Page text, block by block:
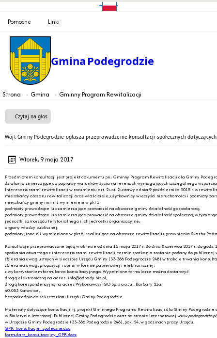
Pomocne Linki
Gmina Podegrodzie
Strona Gmina Gminny Program Rewitalizacji
Czytaj na głos
Wójt Gminy Podegrodzie ogłasza przeprowadzenie konsultacji społecznych
Wtorek, 9 maja 2017
Przedmiotem konsultacji jest projekt dokumentu pn.: Gminny Program Rewitalizacji dla Gminy
działania zmierzające do poprawy warunków życia na terenach wymagających szczególnego
Interesariuszami rewitalizacji w rozumieniu art. 2 ust. 2 ustawy z dnia 9 października 2015 r. o
mieszkańcy obszaru rewitalizacji oraz właściciele, użytkownicy wieczyści nieruchomości i podmioty
mieszkańcy gminy inni niż wymienieni w pkt 1;
podmioty prowadzące lub zamierzające prowadzić na obszarze gminy działalność gospodarczą;
podmioty prowadzące lub zamierzające prowadzić na obszarze gminy działalność społeczną, w tym
jednostki samorządu terytorialnego i ich jednostki organizacyjne;
organy władzy publicznej;
podmioty, inne niż wymienione w pkt 6, realizujące na obszarze rewitalizacji uprawnienia Skarbu
Konsultacje przeprowadzone będą w okresie od dnia 16 maja 2017 r. do dnia 8 czerwca 2017 r. do godz.
spotkania otwartego z interesariuszami rewitalizacji, termin spotkania zostanie podany do publicznej
zbierania uwag ustnych w siedzibie Urzędu Gminy (33-386 Podegrodzie 248) w trakcie trwania
zbierania uwag, propozycji i opinii w formie papierowej i elektronicznej,
z wykorzystaniem formularza konsultacyjnego. Wypełnione formularze można dostarczyć:
drogą elektroniczną na adres: info@odpady.biz.pl,
drogą korespondencyjną na adres Wykonawcy: IGO Sp. z o.o., ul. Barbary 21a,
40-053 Katowice,
bezpośrednio do sekretariatu Urzędu Gminy Podegrodzie.
Materiały dotyczące konsultacji, tj. projekt Gminnego Programu Rewitalizacji dla Gminy
w Biuletynie Informacji Publicznej Gminy Podegrodzie oraz na stronie internetowej www.podegrodzie.pl
w Urzędzie Gminy Podegrodzie (33-386 Podegrodzie 248), pok. 24, w godzinach pracy Urzędu.
GPR_konsultacje_spoleczne.doc
formularz_konsultacyjny_GPR.docx